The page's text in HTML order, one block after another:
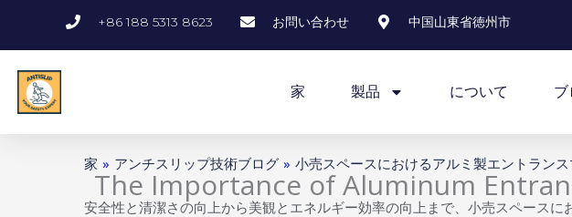
を
+86 188 5313 8623 お問い合わせ 中国山東省徳州市
家 製品 について ブ
家 » アンチスリップ技術ブログ » 小売スペースにおけるアルミ製エントラン
The Importance of Aluminum
安全性と清潔さの向上から美観とエネルギー効率の向上まで、小売スペース